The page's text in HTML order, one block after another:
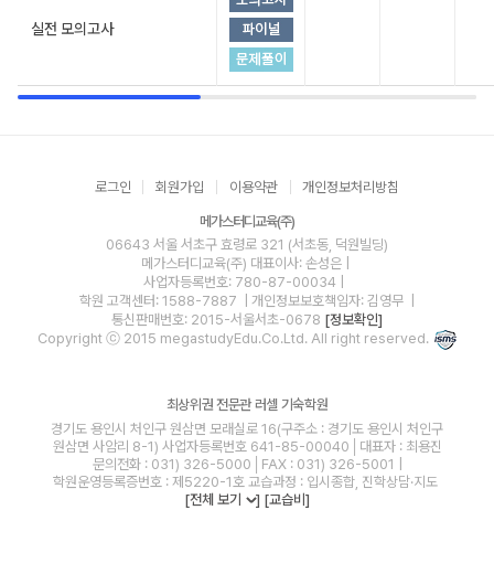
실전 모의고사
로그인 회원가입 이용약관 개인정보처리방침
메가스터디교육(주)
06643 서울 서초구 효령로 321 (서초동, 덕원빌딩)
메가스터디교육(주) 대표이사: 손성은 |
사업자등록번호: 780-87-00034
학원 고객센터: 1588-7887
| 개인정보보호책임자: 김영무
통신판매번호: 2015-서울서초-0678 [정보확인]
Copyright ⓒ 2015 megastudyEdu.Co.Ltd. All right reserved.
최상위권 전문관 러셀 기숙학원
경기도 용인시 처인구 원삼면 모래실로 16(구주소 : 경기도 용인시 처인구
원삼면 사암리 8-1) 사업자등록번호 641-85-00040│대표자 : 최용진
문의전화 : 031) 326-5000│FAX : 031) 326-5001 |
학원운영등록증번호 : 제5220-1호 교습과정 : 입시종합, 진학상담·지도
[전체 보기
] [교습비]